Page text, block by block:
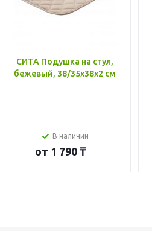
СИТА Подушка на стул,
бежевый, 38/35x38x2 см
В наличии
от 1 790 ₸